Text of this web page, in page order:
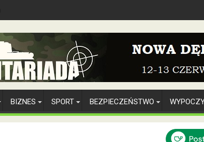
BIZNES SPORT BEZPIECZEŃSTWO